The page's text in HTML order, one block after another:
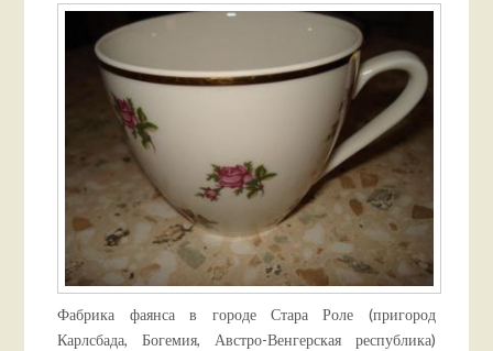
Фабрика фаянса в городе Стара Роле (пригород
Карлсбада, Богемия, Австро-Венгерская республика)